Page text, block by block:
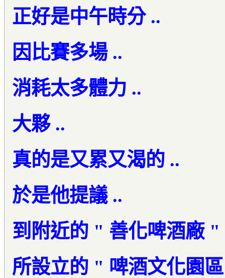
正好是中午時分 ..
因比賽多場 ..
消耗太多體力 ..
大夥 ..
真的是又累又渴的 ..
於是他提議 ..
到附近的 " 善化啤酒廠 "
所設立的 " 啤酒文化園